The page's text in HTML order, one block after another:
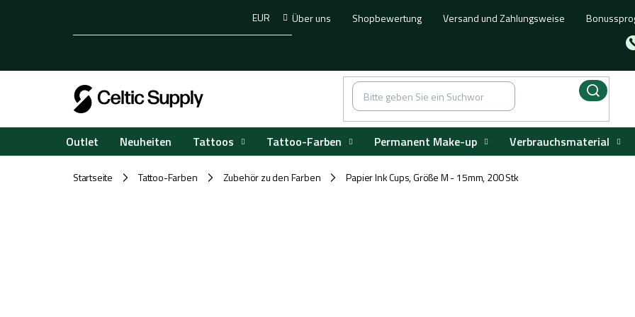
Über uns Shopbewertung Versand und Zahlungsweise
EUR
Outlet Neuheiten Tattoos Tattoo-Farben Permanent Make-up Verbrauchsmaterial
Startseite / Tattoo-Farben / Zubehör zu den Farben / Papier Ink Cups, Größe M - 15mm, 200 Stk